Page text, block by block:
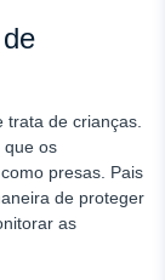
de crianças.
que os
presas. Pais
de proteger
as